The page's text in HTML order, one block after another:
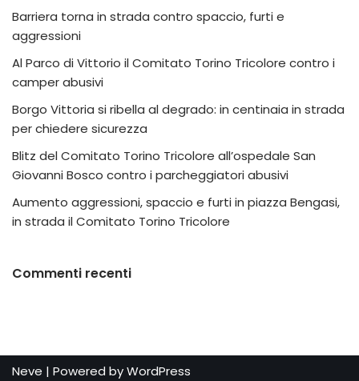
Barriera torna in strada contro spaccio, furti e
aggressioni
Al Parco di Vittorio il Comitato Torino Tricolore contro i
camper abusivi
Borgo Vittoria si ribella al degrado: in centinaia in strada
per chiedere sicurezza
Blitz del Comitato Torino Tricolore all’ospedale San
Giovanni Bosco contro i parcheggiatori abusivi
Aumento aggressioni, spaccio e furti in piazza Bengasi,
in strada il Comitato Torino Tricolore
Commenti recenti
Neve | Powered byWordPress